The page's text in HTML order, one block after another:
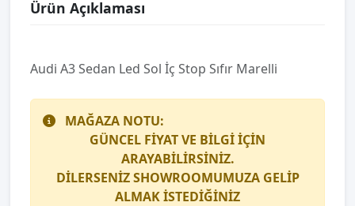
Ürün Açıklaması
Audi̇ A3 Sedan Led Sol İç Stop Sıfır Marelli̇
MAĞAZA NOTU:
GÜNCEL FİYAT VE BİLGİ İÇİN
ARAYABİLİRSİNİZ.
DİLERSENİZ SHOWROOMUMUZA GELİP
ALMAK İSTEDİĞİNİZ